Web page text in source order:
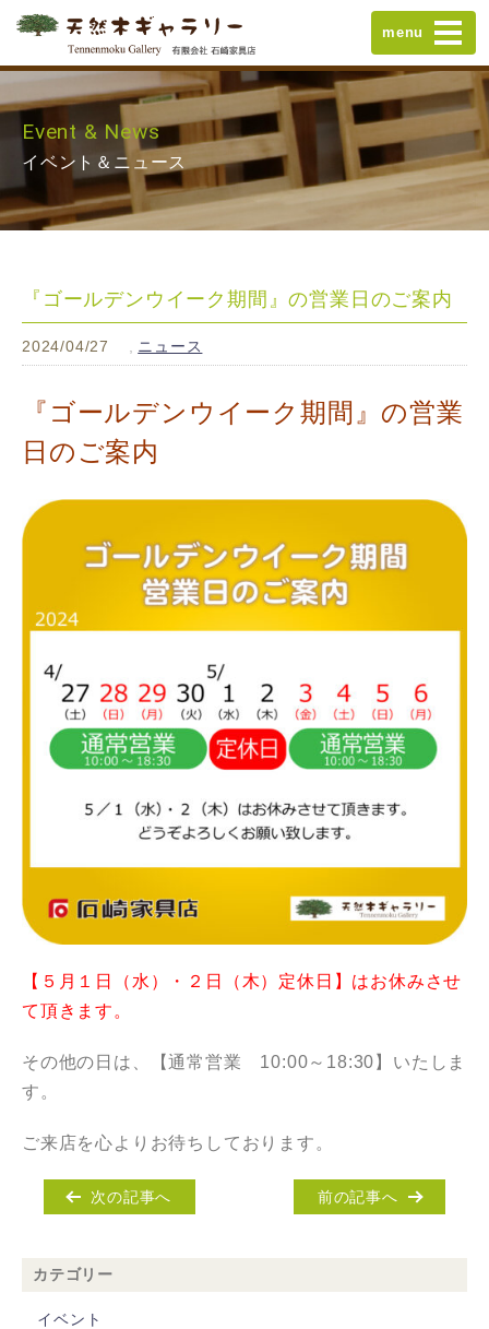
menu
Event & News
イベント＆ニュース
『ゴールデンウイーク期間』の営業日のご案内
2024/04/27 ニュース
『ゴールデンウイーク期間』の営業
日のご案内
【５月１日（水）・２日（木）定休日】はお休みさせ
て頂きます。
その他の日は、【通常営業 10:00～18:30】いたしま
す。
ご来店を心よりお待ちしております。
次の記事へ 前の記事へ
カテゴリー
イベント